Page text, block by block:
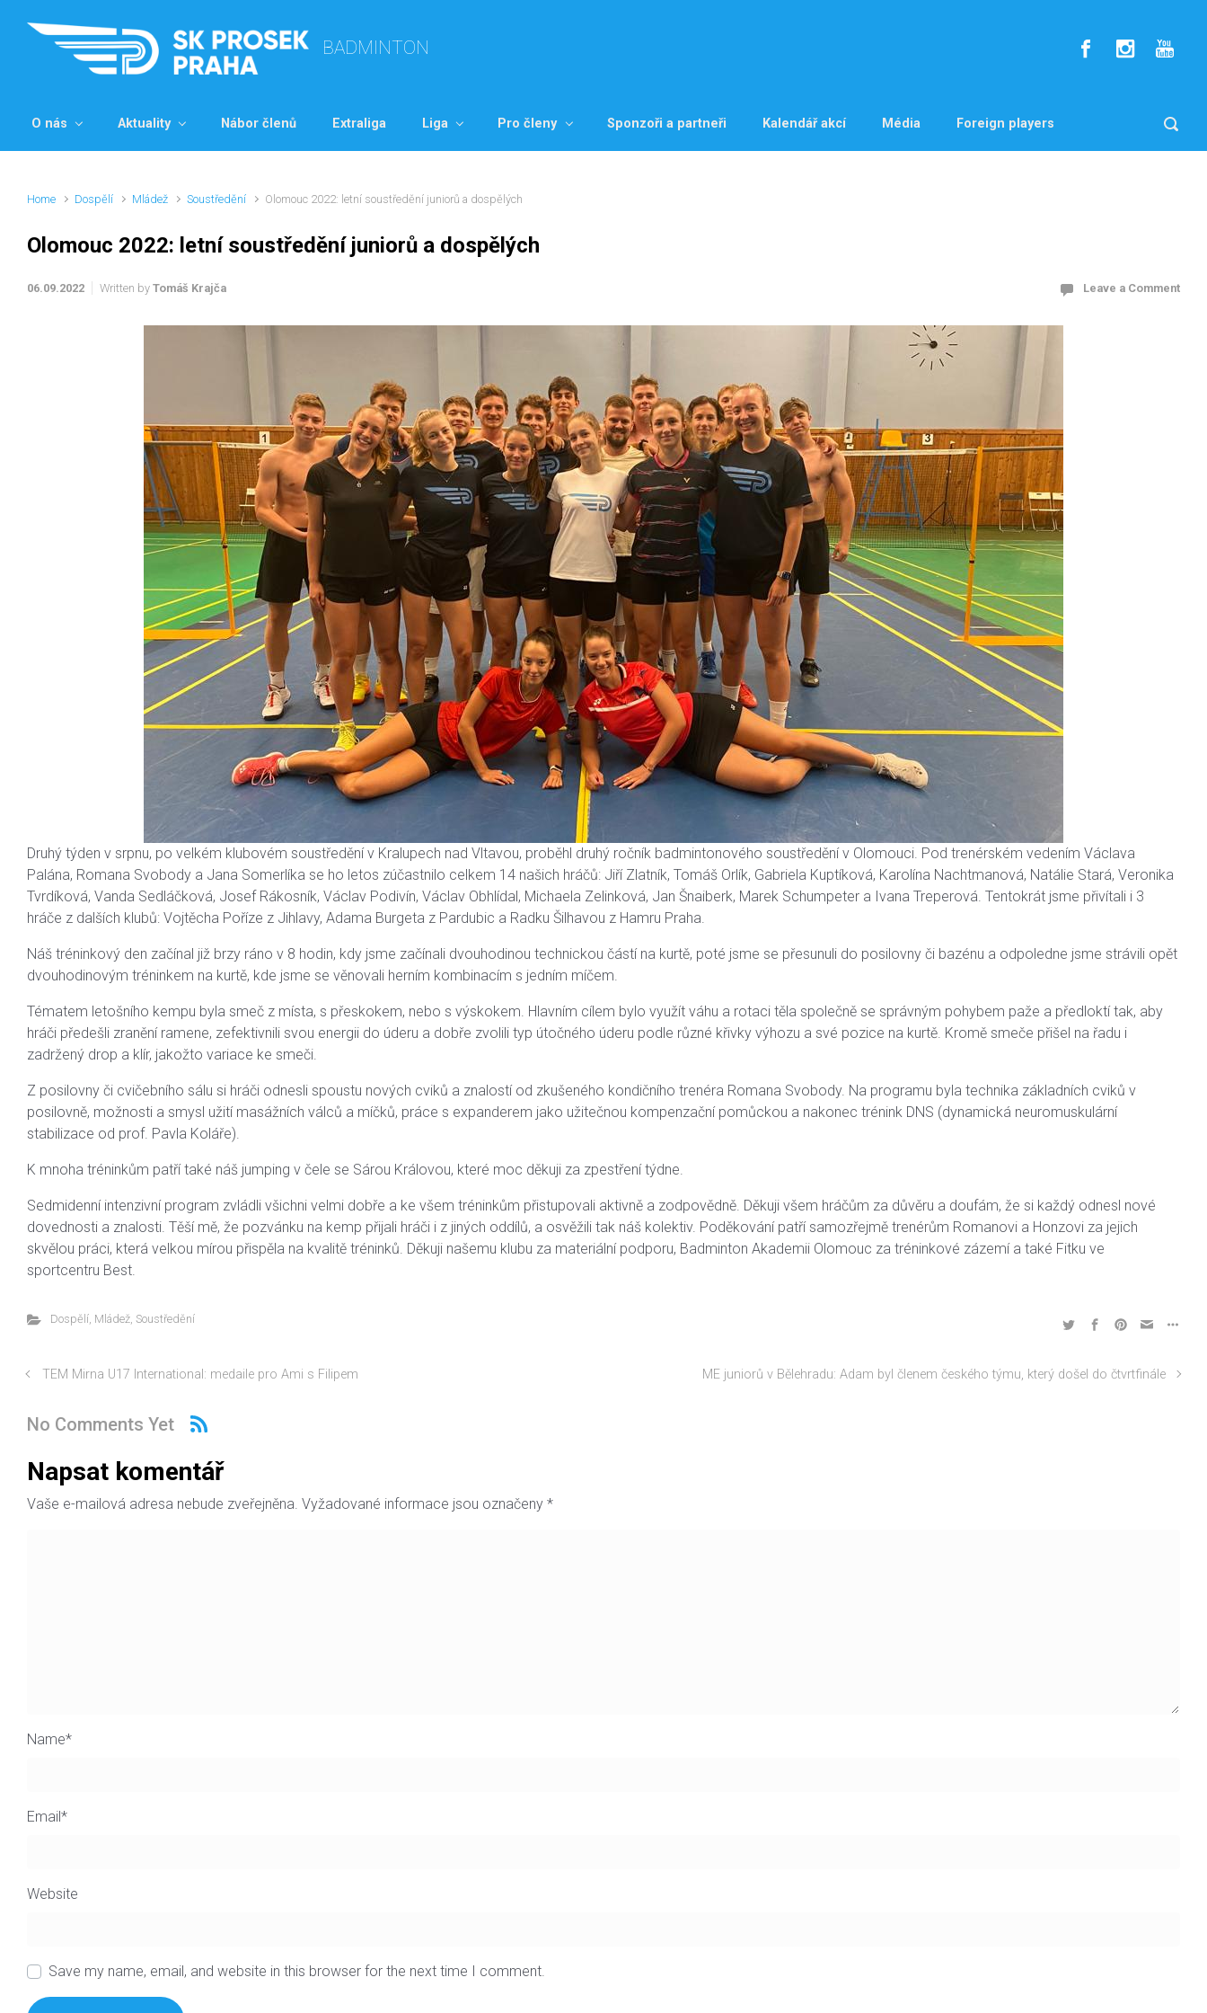
Skip to main content
BADMINTON
O nás Aktuality Nábor členů Extraliga Liga Pro členy Sponzoři a partneři Kalendář akcí Média Foreign players
Home Dospělí Mládež Soustředění Olomouc 2022: letní soustředění juniorů a dospělých
Olomouc 2022: letní soustředění juniorů a dospělých
06.09.2022 Written by Tomáš Krajča Leave a Comment
Druhý týden v srpnu, po velkém klubovém soustředění v Kralupech nad Vltavou, proběhl druhý ročník badmintonového soustředění v Olomouci. Pod trenérském vedením Václava
Palána, Romana Svobody a Jana Somerlíka se ho letos zúčastnilo celkem 14 našich hráčů: Jiří Zlatník, Tomáš Orlík, Gabriela Kuptíková, Karolína Nachtmanová, Natálie Stará, Veronika
Tvrdíková, Vanda Sedláčková, Josef Rákosník, Václav Podivín, Václav Obhlídal, Michaela Zelinková, Jan Šnaiberk, Marek Schumpeter a Ivana Treperová. Tentokrát jsme přivítali i 3
hráče z dalších klubů: Vojtěcha Poříze z Jihlavy, Adama Burgeta z Pardubic a Radku Šilhavou z Hamru Praha.
Náš tréninkový den začínal již brzy ráno v 8 hodin, kdy jsme začínali dvouhodinou technickou částí na kurtě, poté jsme se přesunuli do posilovny či bazénu a odpoledne jsme strávili opět
dvouhodinovým tréninkem na kurtě, kde jsme se věnovali herním kombinacím s jedním míčem.
Tématem letošního kempu byla smeč z místa, s přeskokem, nebo s výskokem. Hlavním cílem bylo využít váhu a rotaci těla společně se správným pohybem paže a předloktí tak, aby
hráči předešli zranění ramene, zefektivnili svou energii do úderu a dobře zvolili typ útočného úderu podle různé křivky výhozu a své pozice na kurtě. Kromě smeče přišel na řadu i
zadržený drop a klír, jakožto variace ke smeči.
Z posilovny či cvičebního sálu si hráči odnesli spoustu nových cviků a znalostí od zkušeného kondičního trenéra Romana Svobody. Na programu byla technika základních cviků v
posilovně, možnosti a smysl užití masážních válců a míčků, práce s expanderem jako užitečnou kompenzační pomůckou a nakonec trénink DNS (dynamická neuromuskulární
stabilizace od prof. Pavla Koláře).
K mnoha tréninkům patří také náš jumping v čele se Sárou Královou, které moc děkuji za zpestření týdne.
Sedmidenní intenzivní program zvládli všichni velmi dobře a ke všem tréninkům přistupovali aktivně a zodpovědně. Děkuji všem hráčům za důvěru a doufám, že si každý odnesl nové
dovednosti a znalosti. Těší mě, že pozvánku na kemp přijali hráči i z jiných oddílů, a osvěžili tak náš kolektiv. Poděkování patří samozřejmě trenérům Romanovi a Honzovi za jejich
skvělou práci, která velkou mírou přispěla na kvalitě tréninků. Děkuji našemu klubu za materiální podporu, Badminton Akademii Olomouc za tréninkové zázemí a také Fitku ve
sportcentru Best.
Dospělí, Mládež, Soustředění
TEM Mirna U17 International: medaile pro Ami s Filipem ME juniorů v Bělehradu: Adam byl členem českého týmu, který došel do čtvrtfinále
No Comments Yet
Napsat komentář
Vaše e-mailová adresa nebude zveřejněna. Vyžadované informace jsou označeny *
Name*
Email*
Website
Save my name, email, and website in this browser for the next time I comment.